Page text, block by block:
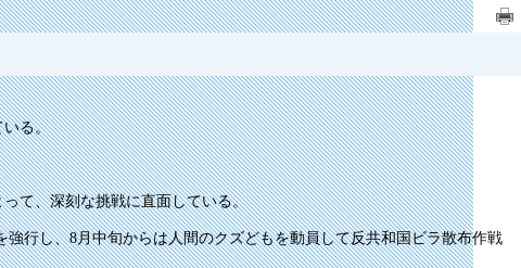
いる。
て、深刻な挑戦に直面している。
行し、8月中旬からは人間のクズどもを動員して反共和国ビラ散布作戦